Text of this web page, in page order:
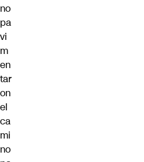
no
pa
vi
m
en
tar
on
el
ca
mi
no